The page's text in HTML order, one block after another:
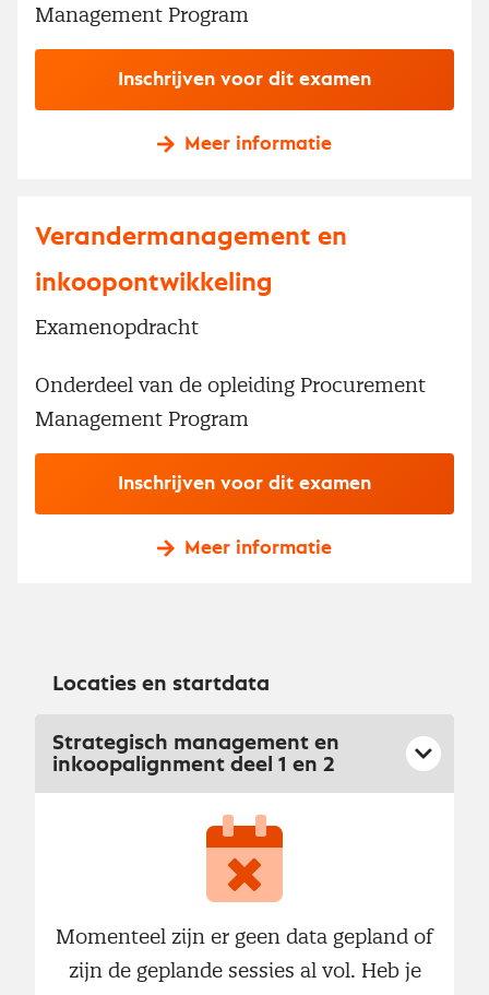
Management Program
Inschrijven voor dit examen
Meer informatie
Verandermanagement en
inkoopontwikkeling
Examenopdracht
Onderdeel van de opleiding Procurement
Management Program
Inschrijven voor dit examen
Meer informatie
Locaties en startdata
Strategisch management en
inkoopalignment deel 1 en 2
Momenteel zijn er geen data gepland of
zijn de geplande sessies al vol. Heb je